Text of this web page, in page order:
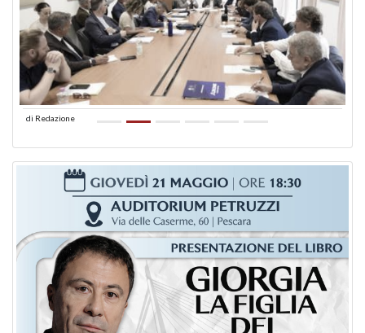
di Redazione